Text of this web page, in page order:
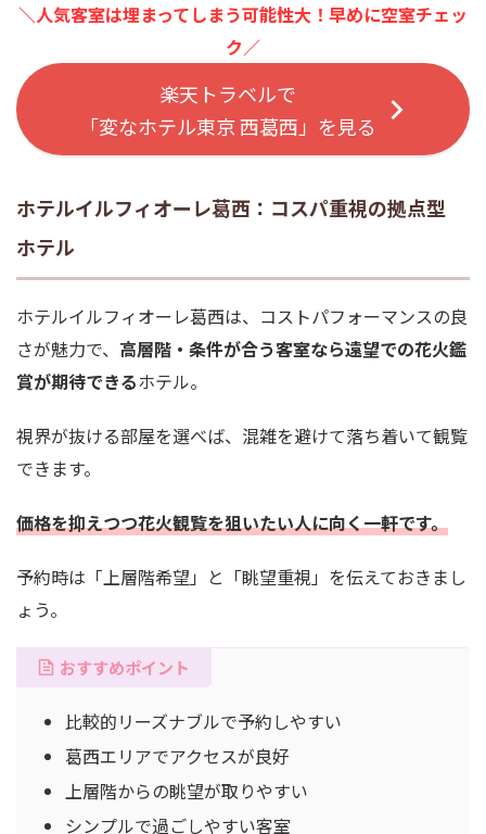
＼人気客室は埋まってしまう可能性大！早めに空室チェッ
ク／
楽天トラベルで
「変なホテル東京 西葛西」を見る
ホテルイルフィオーレ葛西：コスパ重視の拠点型
ホテル
ホテルイルフィオーレ葛西は、コストパフォーマンスの良
さが魅力で、 高層階・条件が合う客室なら遠望での花火鑑
賞が期待できるホテル。
視界が抜ける部屋を選べば、混雑を避けて落ち着いて観覧
できます。
価格を抑えつつ花火観覧を狙いたい人に向く一軒です。
予約時は「上層階希望」と「眺望重視」を伝えておきまし
ょう。
おすすめポイント
比較的リーズナブルで予約しやすい
葛西エリアでアクセスが良好
上層階からの眺望が取りやすい
シンプルで過ごしやすい客室